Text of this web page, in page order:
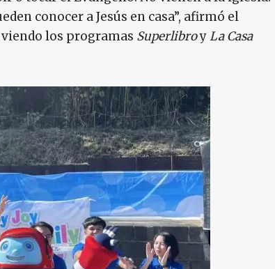
conocer a Jesús en casa”, afirmó el
los programas SuperlibroyLa Casa